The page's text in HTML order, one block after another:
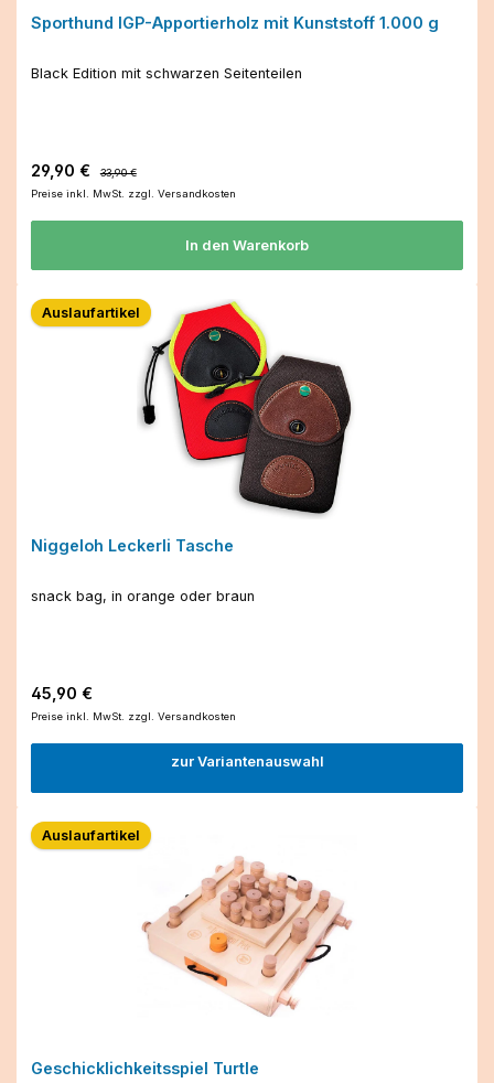
Sporthund IGP-Apportierholz mit Kunststoff 1.000 g
Black Edition mit schwarzen Seitenteilen
Verkaufspreis:
29,90 €
33,90 €
Preise inkl. MwSt. zzgl. Versandkosten
In den Warenkorb
Auslaufartikel
Niggeloh Leckerli Tasche
snack bag, in orange oder braun
Regulärer Preis:
45,90 €
Preise inkl. MwSt. zzgl. Versandkosten
zur Variantenauswahl
Auslaufartikel
Geschicklichkeitsspiel Turtle